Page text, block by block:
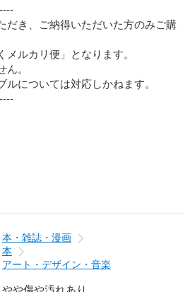
だき、ご納得いただいた方のみご購
ルカリ便」となります。
。
については対応しかねます。
本・雑誌・漫画
本
アート・デザイン・音楽
やや傷や汚れあり